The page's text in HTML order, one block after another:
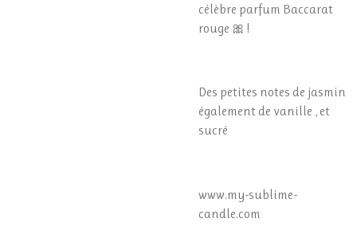
célèbre parfum Baccarat
rouge 🎀 !
Des petites notes de jasmin
également de vanille , et
sucré
www.my-sublime-
candle.com